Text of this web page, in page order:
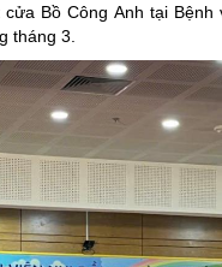
Bồ Công Anh tại
tháng 3.